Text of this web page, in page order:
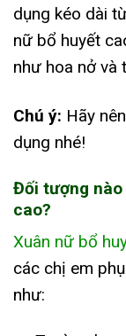
dụng kéo dài
nữ bổ huyết
như hoa nở và
Chú ý: Hãy
dụng nhé!
Đối tượng nào
cao?
Xuân nữ bổ
các chị em
như: